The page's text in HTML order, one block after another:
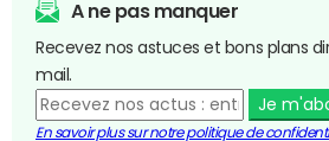
A ne pas manquer
Recevez nos astuces et bons plans
mail.
Je
En savoir plus sur notre politique de